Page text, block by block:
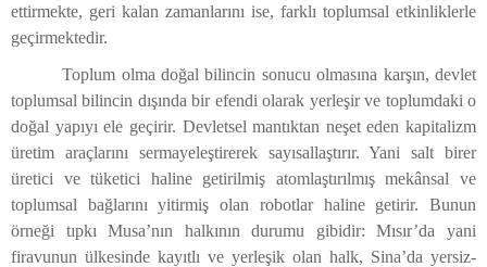
ettirmekte, geri kalan zamanlarını ise, farklı toplumsal etkinliklerle
geçirmektedir.
Toplum olma doğal bilincin sonucu olmasına karşın, devlet
toplumsal bilincin dışında bir efendi olarak yerleşir ve toplumdaki o
doğal yapıyı ele geçirir. Devletsel mantıktan neşet eden kapitalizm
üretim araçlarını sermayeleştirerek sayısallaştırır. Yani salt birer
üretici ve tüketici haline getirilmiş atomlaştırılmış mekânsal ve
toplumsal bağlarını yitirmiş olan robotlar haline getirir. Bunun
örneği tıpkı Musa’nın halkının durumu gibidir: Mısır’da yani
firavunun ülkesinde kayıtlı ve yerleşik olan halk, Sina’da yersiz-